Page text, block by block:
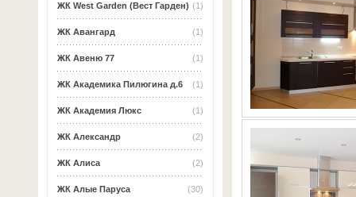
(1)
ЖК West Garden (Вест Гарден)
(1)
ЖК Авангард
(1)
ЖК Авеню 77
(1)
ЖК Академика Пилюгина д.6
(1)
ЖК Академия Люкс
(2)
ЖК Александр
(2)
ЖК Алиса
(30)
ЖК Алые Паруса